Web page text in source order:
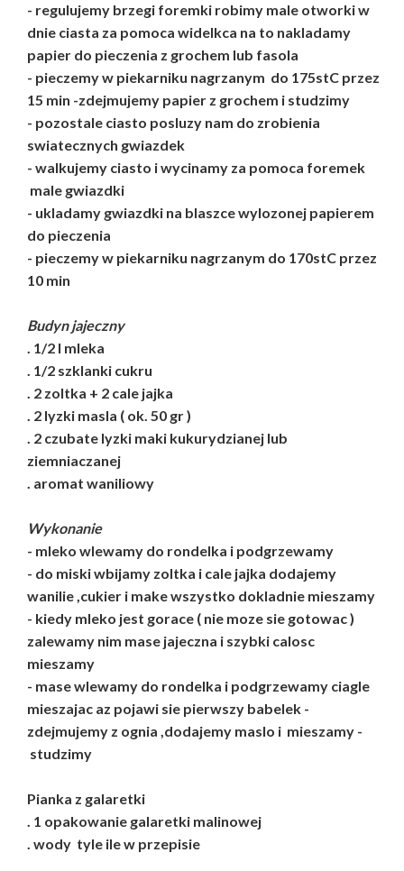
- regulujemy brzegi foremki robimy male otworki w
dnie ciasta za pomoca widelkca na to nakladamy
papier do pieczenia z grochem lub fasola
- pieczemy w piekarniku nagrzanym do 175stC przez
15 min -zdejmujemy papier z grochem i studzimy
- pozostale ciasto posluzy nam do zrobienia
swiatecznych gwiazdek
- walkujemy ciasto i wycinamy za pomoca foremek
male gwiazdki
- ukladamy gwiazdki na blaszce wylozonej papierem
do pieczenia
- pieczemy w piekarniku nagrzanym do 170stC przez
10 min
Budyn jajeczny
. 1/2 l mleka
. 1/2 szklanki cukru
. 2 zoltka + 2 cale jajka
. 2 lyzki masla ( ok. 50 gr )
. 2 czubate lyzki maki kukurydzianej lub
ziemniaczanej
. aromat waniliowy
Wykonanie
- mleko wlewamy do rondelka i podgrzewamy
- do miski wbijamy zoltka i cale jajka dodajemy
wanilie ,cukier i make wszystko dokladnie mieszamy
- kiedy mleko jest gorace ( nie moze sie gotowac )
zalewamy nim mase jajeczna i szybki calosc
mieszamy
- mase wlewamy do rondelka i podgrzewamy ciagle
mieszajac az pojawi sie pierwszy babelek -
zdejmujemy z ognia ,dodajemy maslo i mieszamy -
studzimy
Pianka z galaretki
. 1 opakowanie galaretki malinowej
. wody tyle ile w przepisie